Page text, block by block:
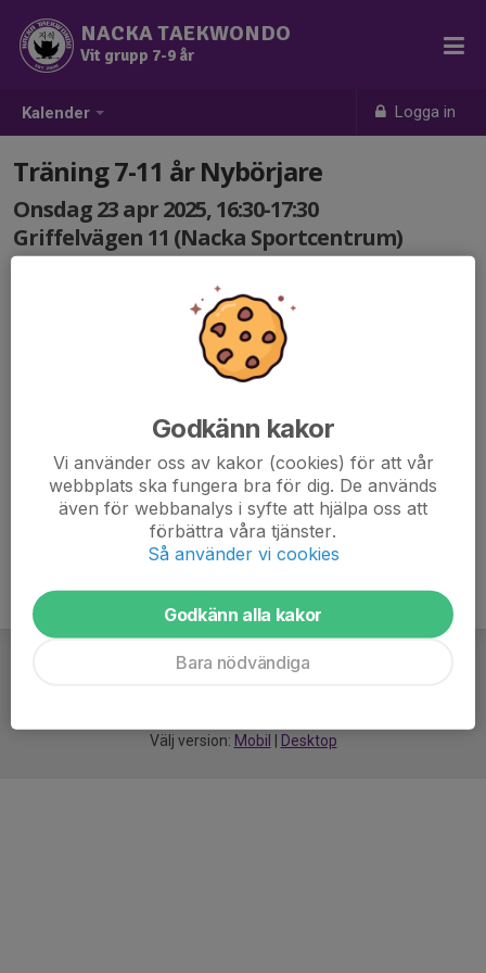
Kalender Logga in
NACKA TAEKWONDO
Vit grupp 7-9 år
Träning 7-11 år Nybörjare
Onsdag 23 apr 2025, 16:30-17:30
Griffelvägen 11 (Nacka Sportcentrum)
Välj version: Mobil Desktop
Godkänn kakor
Vi använder oss av kakor (cookies) för att vår
webbplats ska fungera bra för dig. De används
även för webbanalys i syfte att hjälpa oss att
förbättra våra tjänster.
Så använder vi cookies
Godkänn alla kakor
Bara nödvändiga